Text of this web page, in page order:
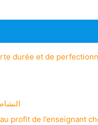
durée et de
النشاط
profit de l’enseignant